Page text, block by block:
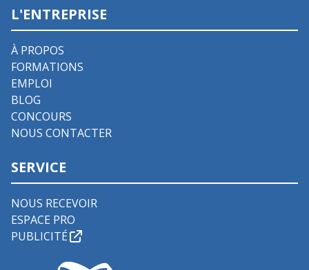
L'ENTREPRISE
À PROPOS
FORMATIONS
EMPLOI
BLOG
CONCOURS
NOUS CONTACTER
SERVICE
NOUS RECEVOIR
ESPACE PRO
PUBLICITÉ